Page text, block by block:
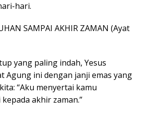
hari.
SAMPAI AKHIR ZAMAN (Ayat
yang paling indah, Yesus
Agung ini dengan janji emas yang
“Aku menyertai kamu
akhir zaman.”